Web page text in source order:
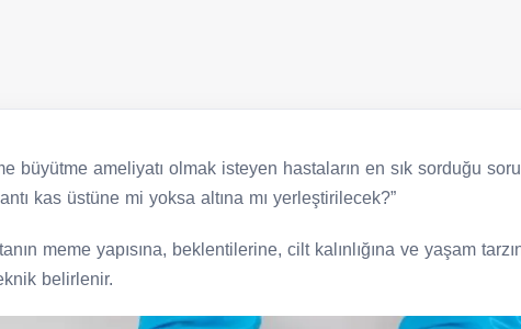
büyütme ameliyatı olmak isteyen hastaların en sık sorduğu
kas üstüne mi yoksa altına mı yerleştirilecek?”
meme yapısına, beklentilerine, cilt kalınlığına ve yaşam
belirlenir.